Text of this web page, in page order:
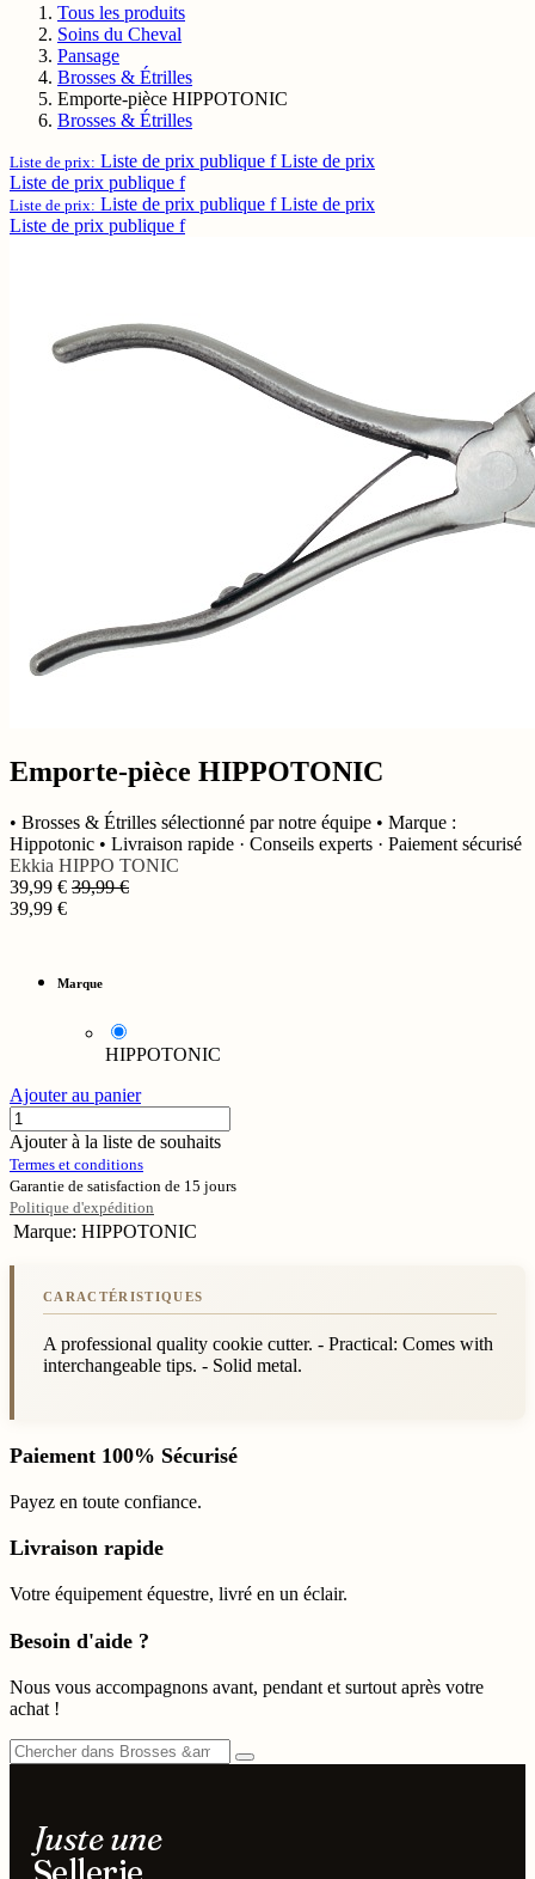
Tous les produits
Soins du Cheval
Pansage
Brosses & Étrilles
Emporte-pièce HIPPOTONIC
Brosses & Étrilles
Liste de prix: Liste de prix publique f Liste de prix
Liste de prix publique f
Liste de prix: Liste de prix publique f Liste de prix
Liste de prix publique f
Emporte-pièce HIPPOTONIC
• Brosses & Étrilles sélectionné par notre équipe • Marque :
Hippotonic • Livraison rapide · Conseils experts · Paiement sécurisé
Ekkia HIPPO TONIC
39,99 € 39,99€
39,99 €
Marque
HIPPOTONIC
Ajouter au panier
Ajouter à la liste de souhaits
Termes et conditions
Garantie de satisfaction de 15 jours
Politique d'expédition
Marque: HIPPOTONIC
A professional quality cookie cutter. - Practical: Comes with
interchangeable tips. - Solid metal.
Paiement 100% Sécurisé
Payez en toute confiance.
Livraison rapide
Votre équipement équestre, livré en un éclair.
Besoin d'aide ?
Nous vous accompagnons avant, pendant et surtout après votre
achat !
Juste une